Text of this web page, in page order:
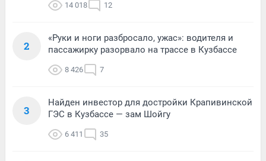
14 018 12
2
«Руки и ноги разбросало, ужас»: водителя и
пассажирку разорвало на трассе в Кузбассе
8 426 7
3
Найден инвестор для достройки Крапивинской
ГЭС в Кузбассе — зам Шойгу
6 411 35